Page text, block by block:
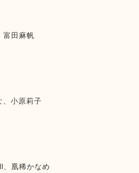
富田麻帆
、小原莉子
凰稀かなめ